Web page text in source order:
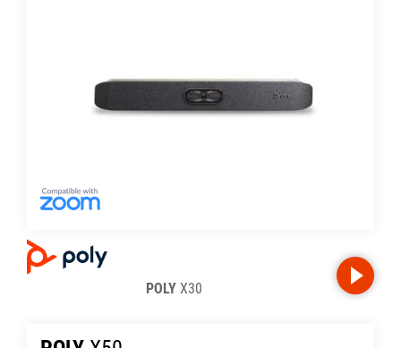
POLYX30